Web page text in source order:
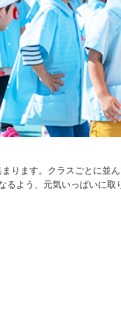
ります。クラスごとに並
よう、元気いっぱいに取